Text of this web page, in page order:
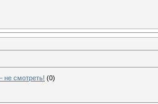
не смотреть! (0)